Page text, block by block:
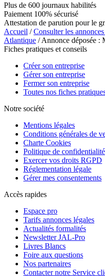
Plus de 600 journaux habilités
Paiement 100% sécurisé
Attestation de parution pour le
Accueil /Consulter les
Atlantique / Annonce déposée
Fiches pratiques et conseils
Créer son entreprise
Gérer son entreprise
Fermer son entreprise
Toutes nos fiches
Notre société
Mentions légales
Conditions générales de
Charte Cookies
Politique de confidentialité
Exercer vos droits RGPD
Réglementation légale
Gérer mes consentements
Accès rapides
Espace pro
Tarifs annonces légales
Actualités formalités
Newsletter JAL-Pro
Livres Blancs
Foire aux questions
Nos partenaires
Contacter notre Service